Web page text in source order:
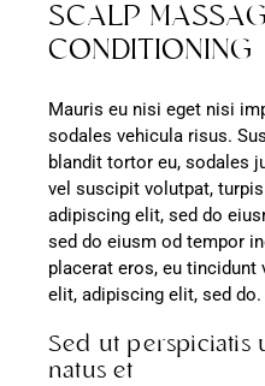
SCALP
CONDITIONING
Mauris eu nisi eget nisi
sodales vehicula risus.
blandit tortor eu, sodales
vel suscipit volutpat,
adipiscing elit, sed do
sed do eiusm od tempor
placerat eros, eu
elit, adipiscing elit, sed do.
Sed ut perspiciatis
natus et